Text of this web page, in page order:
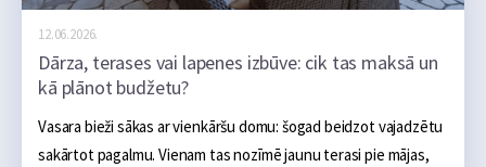
12.06.2026.
Dārza, terases vai lapenes izbūve: cik tas maksā un
kā plānot budžetu?
Vasara bieži sākas ar vienkāršu domu: šogad beidzot vajadzētu
sakārtot pagalmu. Vienam tas nozīmē jaunu terasi pie mājas,